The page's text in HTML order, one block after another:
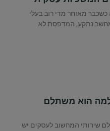
מאוחר מדי רוב בעלי
נתקע, המדפסת לא
הוא משתלם
שירותי המחשוב לעסקים יש